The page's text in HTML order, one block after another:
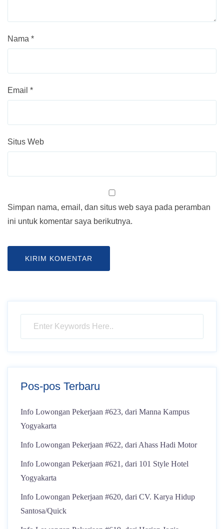
Nama *
Email *
Situs Web
Simpan nama, email, dan situs web saya pada peramban
ini untuk komentar saya berikutnya.
Pos-pos Terbaru
Info Lowongan Pekerjaan #623, dari Manna Kampus
Yogyakarta
Info Lowongan Pekerjaan #622, dari Ahass Hadi Motor
Info Lowongan Pekerjaan #621, dari 101 Style Hotel
Yogyakarta
Info Lowongan Pekerjaan #620, dari CV. Karya Hidup
Santosa/Quick